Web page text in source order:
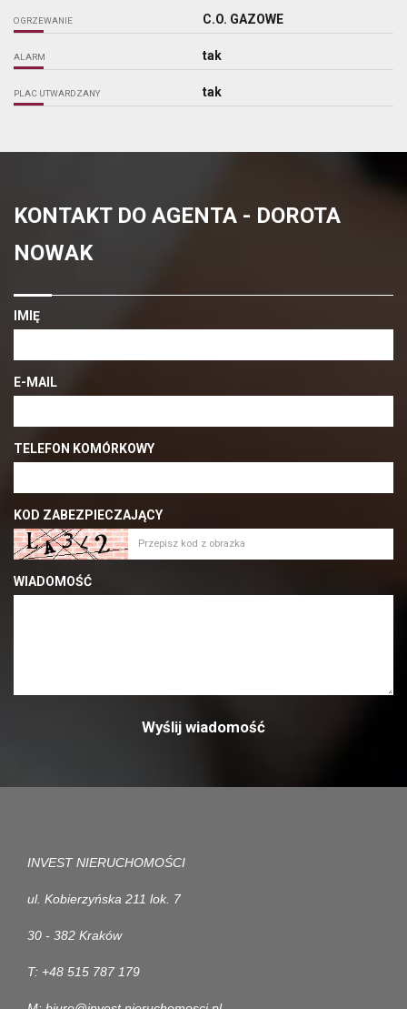
OGRZEWANIE C.O. GAZOWE
ALARM tak
PLAC UTWARDZANY tak
KONTAKT DO AGENTA - DOROTA
NOWAK
IMIĘ
E-MAIL
TELEFON KOMÓRKOWY
KOD ZABEZPIECZAJĄCY
WIADOMOŚĆ
INVEST NIERUCHOMOŚCI
ul. Kobierzyńska 211 lok. 7
30 - 382 Kraków
T: +48 515 787 179